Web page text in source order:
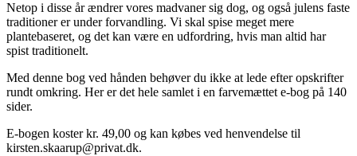
Netop i disse år ændrer vores madvaner sig dog, og også julens faste
traditioner er under forvandling. Vi skal spise meget mere
plantebaseret, og det kan være en udfordring, hvis man altid har
spist traditionelt.
Med denne bog ved hånden behøver du ikke at lede efter opskrifter
rundt omkring. Her er det hele samlet i en farvemættet e-bog på 140
sider.
E-bogen koster kr. 49,00 og kan købes ved henvendelse til
kirsten.skaarup@privat.dk.